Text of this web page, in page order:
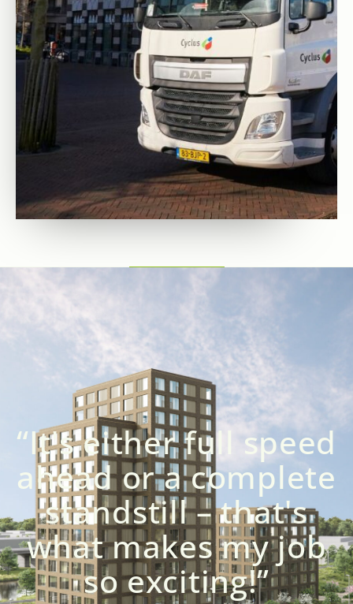
“It's either full speed
ahead or a complete
standstill – that's
what makes my job
so exciting!”